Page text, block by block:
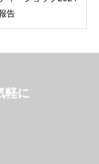
告
軽に